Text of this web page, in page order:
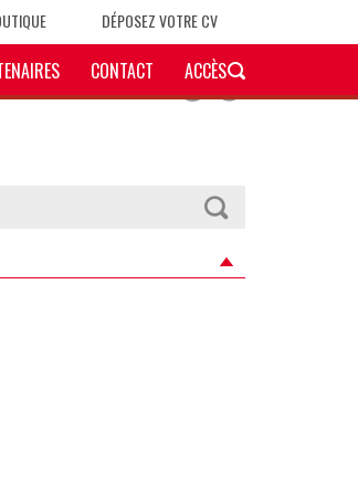
DÉPOSEZ VOTRE CV
CONTACT ACCÈS